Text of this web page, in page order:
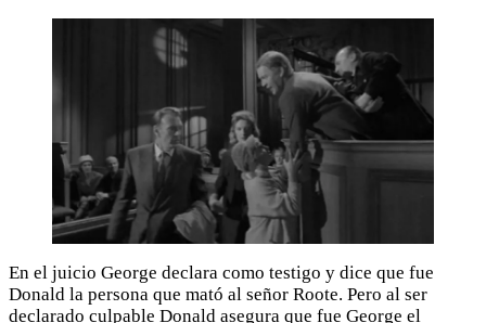
En el juicio George declara como testigo y dice que fue
Donald la persona que mató al señor Roote. Pero al ser
declarado culpable Donald asegura que fue George el